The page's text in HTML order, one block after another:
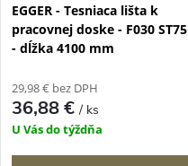
EGGER - Tesniaca lišta k
pracovnej doske - F030 ST75
- dĺžka 4100 mm
29,98 € bez DPH
36,88 €/ ks
U Vás do týždňa